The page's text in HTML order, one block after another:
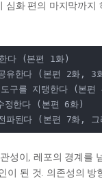
심화 편의 마지막까지
다 (본편 1화)
유한다 (본편 2화, 3
구를 지탱한다 (본
한다 (본편 6화)
파된다 (본편 7화,
성이, 레포의 경계를
이 된 것. 의존성의 방